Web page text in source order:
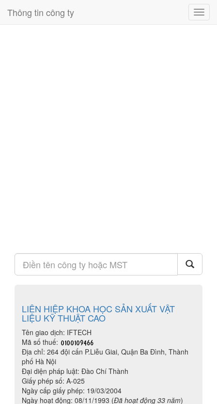
Thông tin công ty
LIÊN HIỆP KHOA HỌC SẢN XUẤT VẬT
LIỆU KỸ THUẬT CAO
Tên giao dịch: IFTECH
Mã số thuế:
Địa chỉ: 264 đội cấn P.Liễu Giai, Quận Ba Đình, Thành
phố Hà Nội
Đại diện pháp luật: Đào Chí Thành
Giấy phép số: A-025
Ngày cấp giấy phép: 19/03/2004
Ngày hoạt động: 08/11/1993 (Đã hoạt động 33 năm)